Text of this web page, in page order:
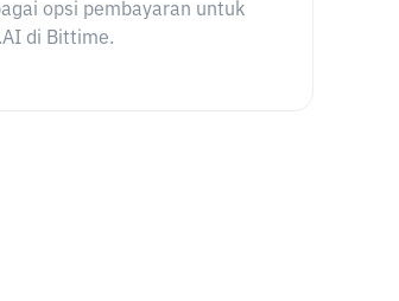
opsi pembayaran untuk
di Bittime.